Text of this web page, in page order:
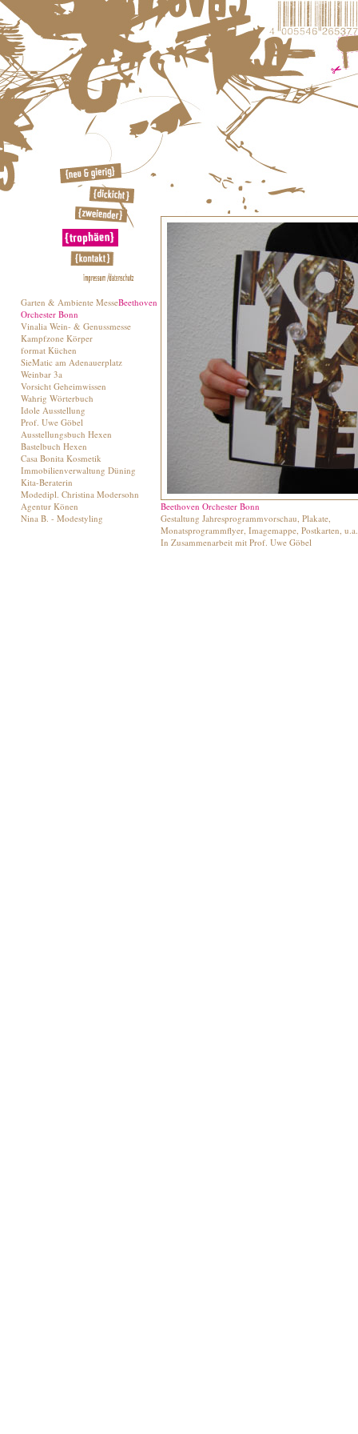
Garten & Ambiente MesseBeethoven
Orchester Bonn
Vinalia Wein- & Genussmesse
Kampfzone Körper
format Küchen
SieMatic am Adenauerplatz
Weinbar 3a
Vorsicht Geheimwissen
Wahrig Wörterbuch
Idole Ausstellung
Prof. Uwe Göbel
Ausstellungsbuch Hexen
Bastelbuch Hexen
Casa Bonita Kosmetik
Immobilienverwaltung Düning
Kita-Beraterin
Modedipl. Christina Modersohn
Agentur Könen
Nina B. - Modestyling
Beethoven Orchester Bonn
Gestaltung Jahresprogrammvorschau, Plakate,
Monatsprogrammflyer, Imagemappe, Postkarten, u.a.
In Zusammenarbeit mit Prof. Uwe Göbel